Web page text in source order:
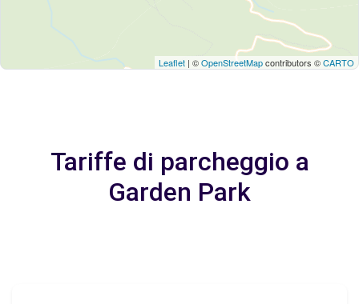
Leaflet | ©OpenStreetMapcontributors ©CARTO
Tariffe di parcheggio a
Garden Park